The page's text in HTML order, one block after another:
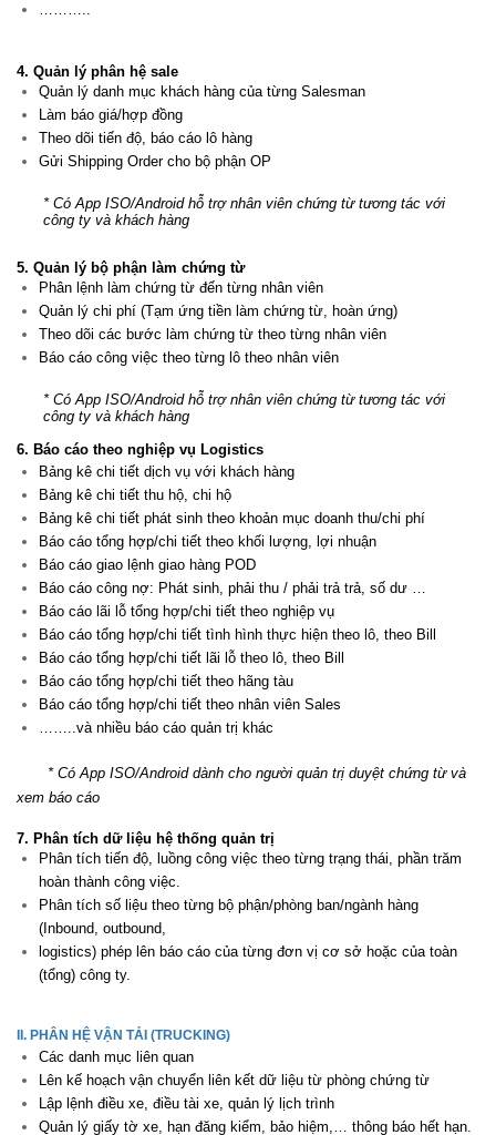
………..
4. Quản lý phân hệ sale
Quản lý danh mục khách hàng của từng Salesman
Làm báo giá/hợp đồng
Theo dõi tiến độ, báo cáo lô hàng
Gửi Shipping Order cho bộ phận OP
* Có App ISO/Android hỗ trợ nhân viên chứng từ tương tác với
công ty và khách hàng
5. Quản lý bộ phận làm chứng từ
Phân lệnh làm chứng từ đến từng nhân viên
Quản lý chi phí (Tạm ứng tiền làm chứng từ, hoàn ứng)
Theo dõi các bước làm chứng từ theo từng nhân viên
Báo cáo công việc theo từng lô theo nhân viên
* Có App ISO/Android hỗ trợ nhân viên chứng từ tương tác với
công ty và khách hàng
6. Báo cáo theo nghiệp vụ Logistics
Bảng kê chi tiết dịch vụ với khách hàng
Bảng kê chi tiết thu hộ, chi hộ
Bảng kê chi tiết phát sinh theo khoản mục doanh thu/chi phí
Báo cáo tổng hợp/chi tiết theo khối lượng, lợi nhuận
Báo cáo giao lệnh giao hàng POD
Báo cáo công nợ: Phát sinh, phải thu / phải trả trả, số dư …
Báo cáo lãi lỗ tổng hợp/chi tiết theo nghiệp vụ
Báo cáo tổng hợp/chi tiết tình hình thực hiện theo lô, theo Bill
Báo cáo tổng hợp/chi tiết lãi lỗ theo lô, theo Bill
Báo cáo tổng hợp/chi tiết theo hãng tàu
Báo cáo tổng hợp/chi tiết theo nhân viên Sales
……..và nhiều báo cáo quản trị khác
* Có App ISO/Android dành cho người quản trị duyệt chứng từ và
xem báo cáo
7. Phân tích dữ liệu hệ thống quản trị
Phân tích tiến độ, luồng công việc theo từng trạng thái, phần trăm
hoàn thành công việc.
Phân tích số liệu theo từng bộ phận/phòng ban/ngành hàng
(Inbound, outbound,
logistics) phép lên báo cáo của từng đơn vị cơ sở hoặc của toàn
(tổng) công ty.
II. PHÂN HỆ VẬN TẢI (TRUCKING)
Các danh mục liên quan
Lên kế hoạch vận chuyển liên kết dữ liệu từ phòng chứng từ
Lập lệnh điều xe, điều tài xe, quản lý lịch trình
Quản lý giấy tờ xe, hạn đăng kiểm, bảo hiệm,… thông báo hết hạn.